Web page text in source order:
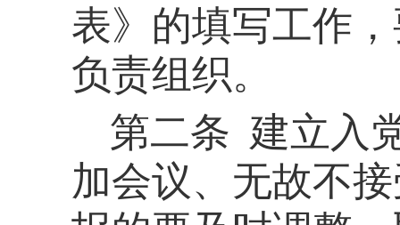
表》的填写工作
负责组织。
第二条 建立入
加会议、无故不